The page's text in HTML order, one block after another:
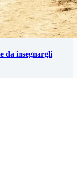
da insegnargli